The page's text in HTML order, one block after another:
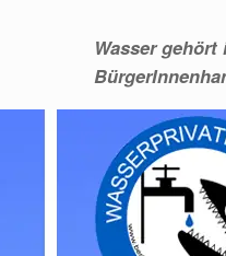
Wasser gehört